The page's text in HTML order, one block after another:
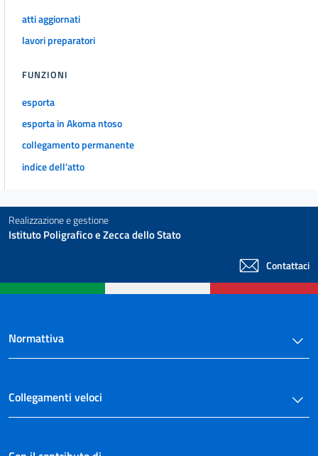
atti aggiornati
lavori preparatori
FUNZIONI
esporta
esporta in Akoma ntoso
collegamento permanente
indice dell'atto
Realizzazione e gestione
Istituto Poligrafico e Zecca dello Stato
Contattaci
Normattiva
Collegamenti veloci